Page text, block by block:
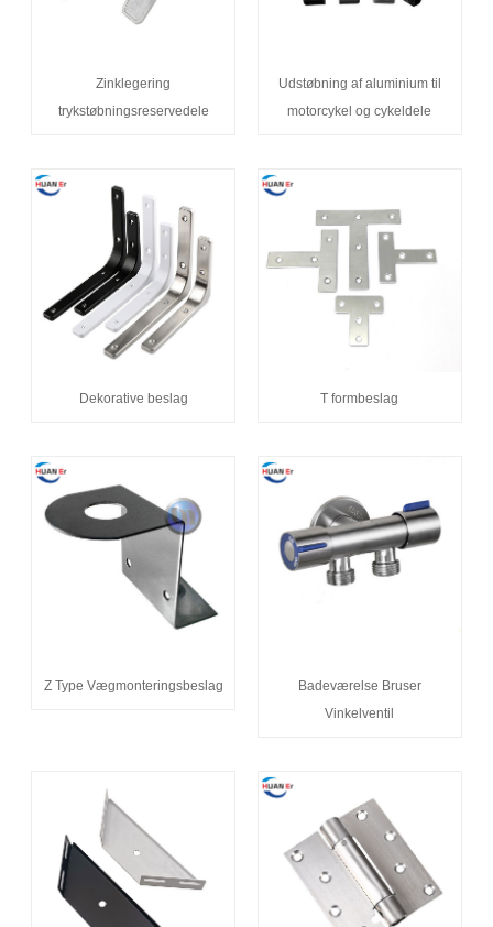
Zinklegering
trykstøbningsreservedele
Udstøbning af aluminium til
motorcykel og cykeldele
Dekorative beslag T formbeslag
Z Type Vægmonteringsbeslag
Badeværelse Bruser
Vinkelventil